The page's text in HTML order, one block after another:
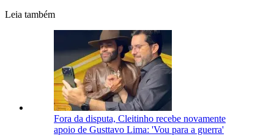
Leia também
Fora da disputa, Cleitinho recebe novamente
apoio de Gusttavo Lima: 'Vou para a guerra'